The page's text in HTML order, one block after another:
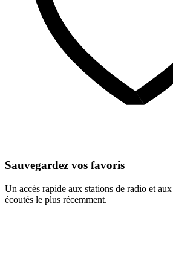
Sauvegardez vos favoris
Un accès rapide aux stations de radio et
écoutés le plus récemment.